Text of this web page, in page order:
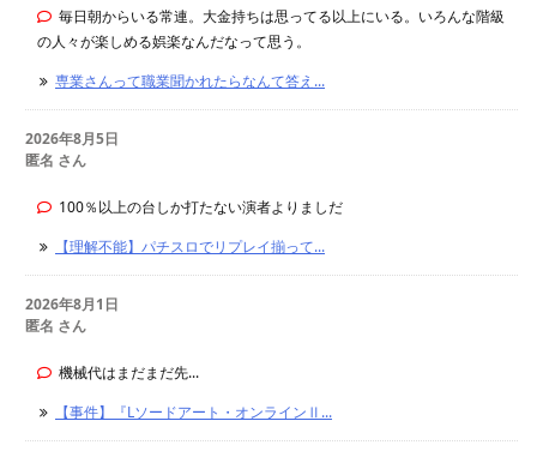
毎日朝からいる常連。大金持ちは思ってる以上にいる。いろんな階級
の人々が楽しめる娯楽なんだなって思う。
専業さんって職業聞かれたらなんて答え...
2026年8月5日
匿名 さん
100％以上の台しか打たない演者よりましだ
【理解不能】パチスロでリプレイ揃って...
2026年8月1日
匿名 さん
機械代はまだまだ先...
【事件】『Lソードアート・オンラインⅡ...